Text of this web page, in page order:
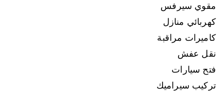
مقوي سيرفس
كهربائي منازل
كاميرات مراقبة
نقل عفش
فتح سيارات
تركيب سيراميك